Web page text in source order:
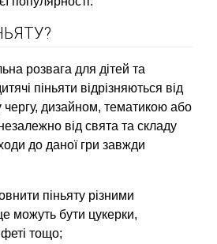
розвага для дітей та
піньяти відрізняються від
дизайном, тематикою або
від свята та складу
до даної гри завжди
піньяту різними
можуть бути цукерки,
тощо;